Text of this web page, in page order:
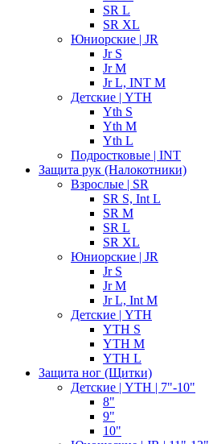
SR L
SR XL
Юниорские | JR
Jr S
Jr M
Jr L, INT M
Детские | YTH
Yth S
Yth M
Yth L
Подростковые | INT
Защита рук (Налокотники)
Взрослые | SR
SR S, Int L
SR M
SR L
SR XL
Юниорские | JR
Jr S
Jr M
Jr L, Int M
Детские | YTH
YTH S
YTH M
YTH L
Защита ног (Щитки)
Детские | YTH | 7"-10"
8"
9"
10"